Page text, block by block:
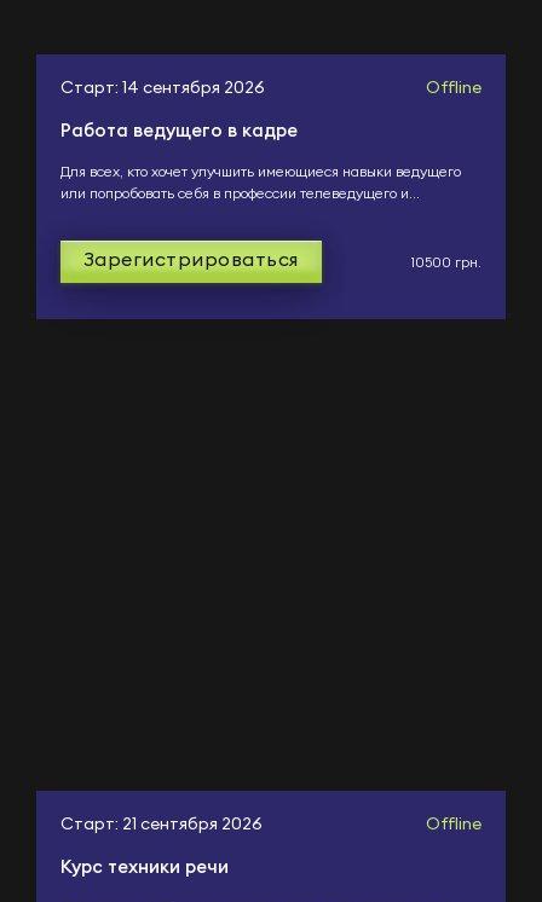
Старт: 14 сентября 2026 Offline
Работа ведущего в кадре
Для всех, кто хочет улучшить имеющиеся навыки ведущего
или попробовать себя в профессии телеведущего и
Зарегистрироваться 10500 грн.
Старт: 21 сентября 2026 Offline
Курс техники речи